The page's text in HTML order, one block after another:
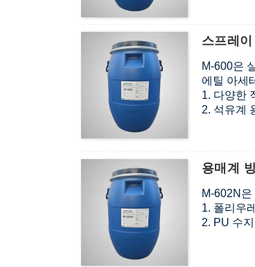
스프레
M-600은
에틸 아세
1. 다양한
2. 석유계
용매계
M-602N
1. 폴리우
2. PU 수